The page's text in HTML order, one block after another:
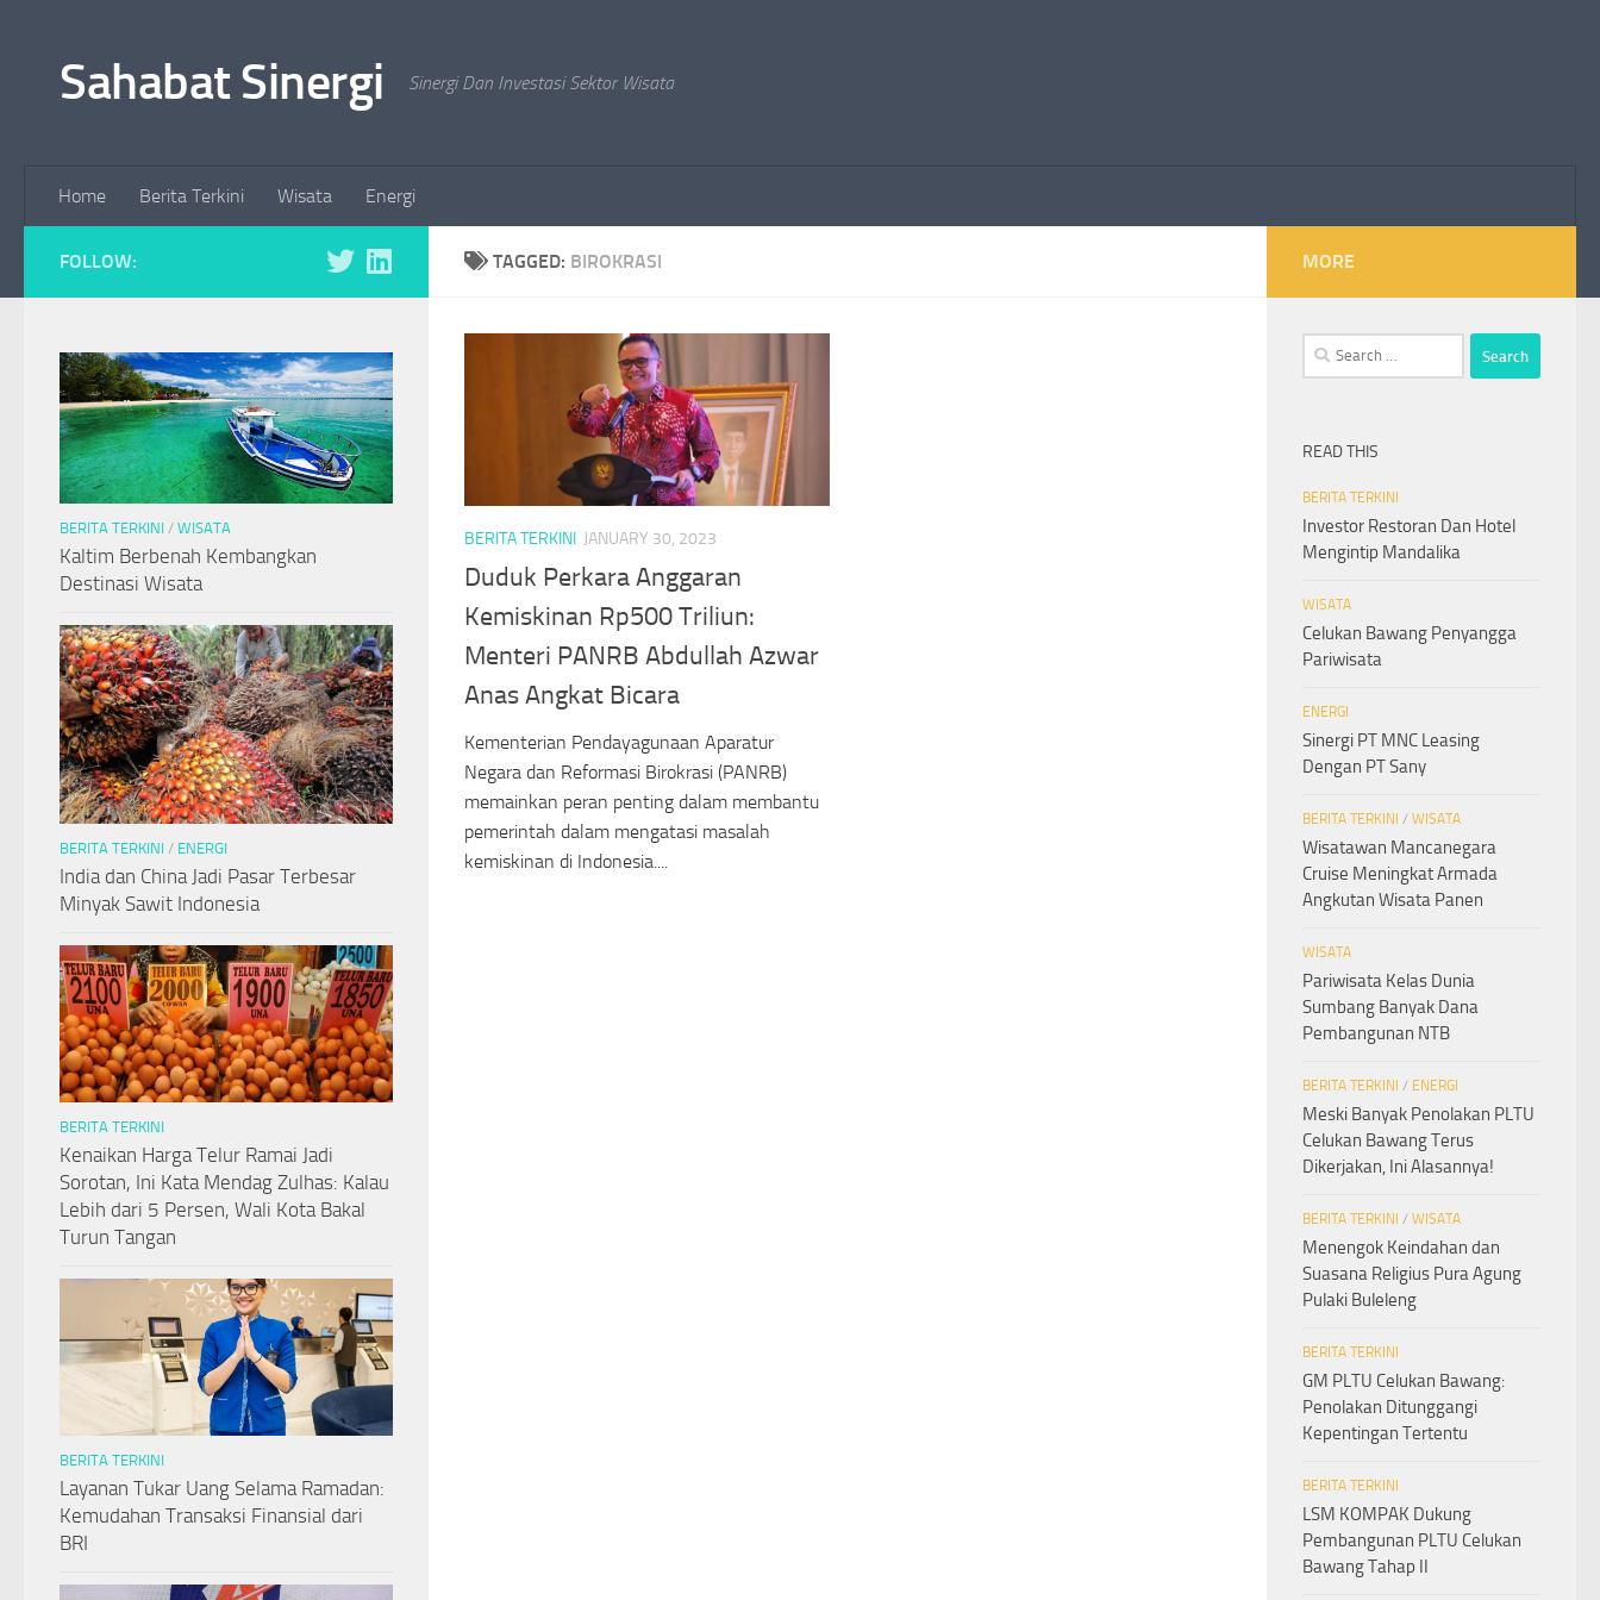
Sahabat Sinergi Sinergi Dan Investasi Sektor Wisata
Home Berita Terkini Wisata Energi
TAGGED: BIROKRASI
BERITA TERKINI JANUARY 30, 2023
Duduk Perkara Anggaran
Kemiskinan Rp500 Triliun:
Menteri PANRB Abdullah Azwar
Anas Angkat Bicara
Kementerian Pendayagunaan Aparatur
Negara dan Reformasi Birokrasi (PANRB)
memainkan peran penting dalam membantu
pemerintah dalam mengatasi masalah
kemiskinan di Indonesia....
FOLLOW:
BERITA TERKINI / WISATA
Kaltim Berbenah Kembangkan
Destinasi Wisata
BERITA TERKINI / ENERGI
India dan China Jadi Pasar Terbesar
Minyak Sawit Indonesia
BERITA TERKINI
Kenaikan Harga Telur Ramai Jadi
Sorotan, Ini Kata Mendag Zulhas: Kalau
Lebih dari 5 Persen, Wali Kota Bakal
Turun Tangan
BERITA TERKINI
Layanan Tukar Uang Selama Ramadan:
Kemudahan Transaksi Finansial dari
BRI
MORE
Search
for:
READ THIS
BERITA TERKINI
Investor Restoran Dan Hotel
Mengintip Mandalika
WISATA
Celukan Bawang Penyangga
Pariwisata
ENERGI
Sinergi PT MNC Leasing
Dengan PT Sany
BERITA TERKINI / WISATA
Wisatawan Mancanegara
Cruise Meningkat Armada
Angkutan Wisata Panen
WISATA
Pariwisata Kelas Dunia
Sumbang Banyak Dana
Pembangunan NTB
BERITA TERKINI / ENERGI
Meski Banyak Penolakan PLTU
Celukan Bawang Terus
Dikerjakan, Ini Alasannya!
BERITA TERKINI / WISATA
Menengok Keindahan dan
Suasana Religius Pura Agung
Pulaki Buleleng
BERITA TERKINI
GM PLTU Celukan Bawang:
Penolakan Ditunggangi
Kepentingan Tertentu
BERITA TERKINI
LSM KOMPAK Dukung
Pembangunan PLTU Celukan
Bawang Tahap II